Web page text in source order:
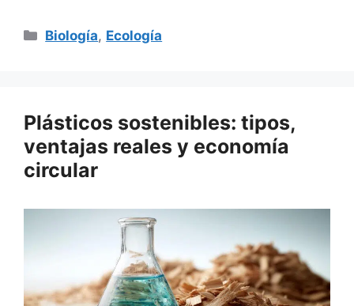
Categorías
Biología, Ecología
Plásticos sostenibles: tipos,
ventajas reales y economía
circular